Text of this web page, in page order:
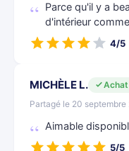
Parce qu'il y a
d'intérieur
4/5
MICHÈLE L.
Partagé le 20
Aimable
5/5